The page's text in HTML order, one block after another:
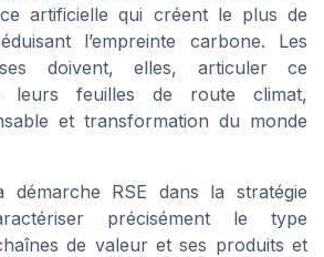
artificielle qui créent le plus de
l’empreinte carbone. Les
doivent, elles, articuler ce
leurs feuilles de route climat,
et transformation du monde
démarche RSE dans la stratégie
précisément le type
de valeur et ses produits et